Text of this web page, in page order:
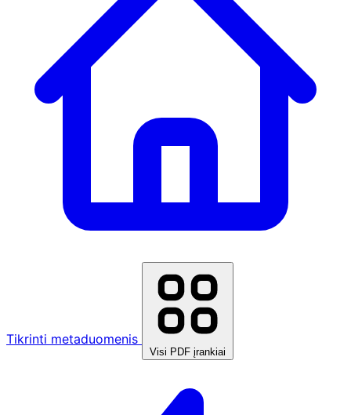
Tikrinti metaduomenis
Visi PDF įrankiai